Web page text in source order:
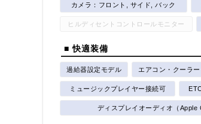
カメラ：フロント, サイド, バック
ヒルディセントコントロールモニター
■ 快適装備
過給器設定モデル エアコン・クーラー
ミュージックプレイヤー接続可
ディスプレイオーディオ（Apple